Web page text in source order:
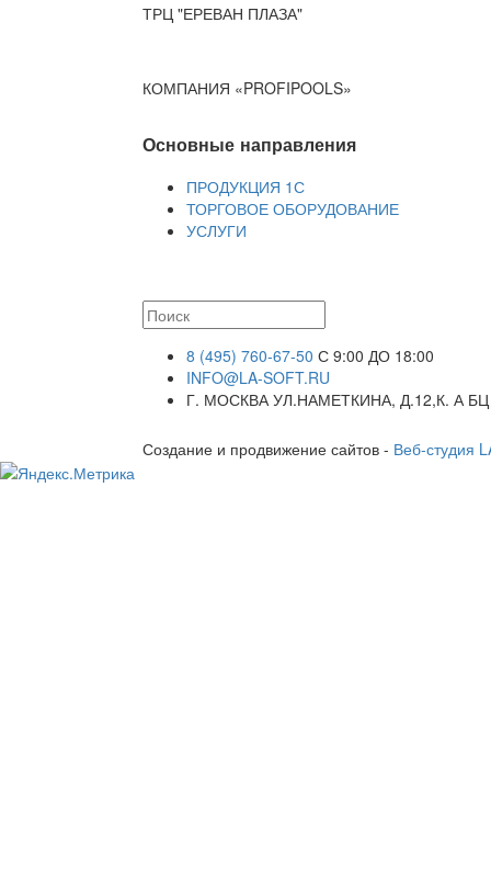
ТРЦ "ЕРЕВАН ПЛАЗА"
КОМПАНИЯ «PROFIPOOLS»
Основные направления
ПРОДУКЦИЯ 1С
ТОРГОВОЕ ОБОРУДОВАНИЕ
УСЛУГИ
8 (495) 760-67-50 С 9:00 ДО 18:00
INFO@LA-SOFT.RU
Г. МОСКВА УЛ.НАМЕТКИНА, Д.12,К. А
Создание и продвижение сайтов - Веб-студия